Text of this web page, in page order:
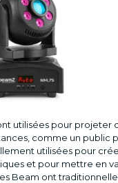
utilisées pour projeter
comme un public
utilisées pour
et pour mettre en
Beam ont